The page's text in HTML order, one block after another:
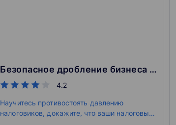
Безопасное дробление бизнеса в 2023 году
4.2
Научитесь противостоять давлению
налоговиков, докажите, что ваши налоговые